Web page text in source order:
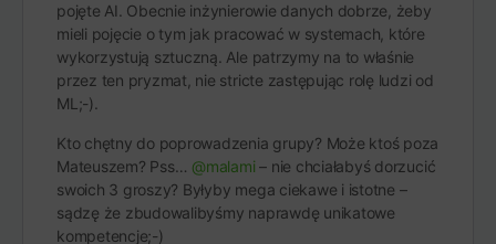
pojęte AI. Obecnie inżynierowie danych dobrze, żeby
mieli pojęcie o tym jak pracować w systemach, które
wykorzystują sztuczną. Ale patrzymy na to właśnie
przez ten pryzmat, nie stricte zastępując rolę ludzi od
ML;-).
Kto chętny do poprowadzenia grupy? Może ktoś poza
Mateuszem? Pss… @malami – nie chciałabyś dorzucić
swoich 3 groszy? Byłyby mega ciekawe i istotne –
sądzę że zbudowalibyśmy naprawdę unikatowe
kompetencje;-)